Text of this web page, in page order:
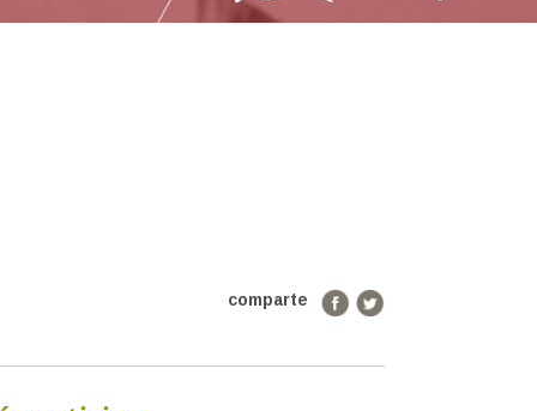
comparte